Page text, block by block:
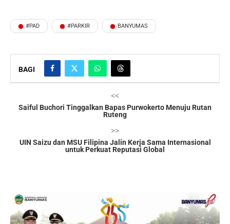
#PAD #PARKIR BANYUMAS
BAGI
<<
Saiful Buchori Tinggalkan Bapas Purwokerto Menuju Rutan
Ruteng
>>
UIN Saizu dan MSU Filipina Jalin Kerja Sama Internasional
untuk Perkuat Reputasi Global